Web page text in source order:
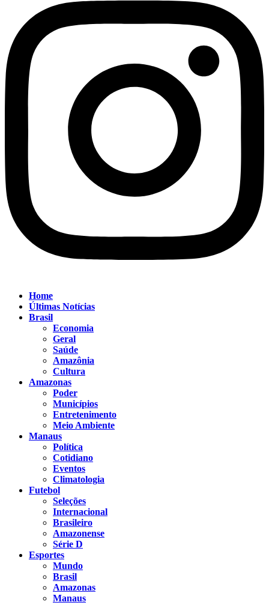
Home
Últimas Notícias
Brasil
Economia
Geral
Saúde
Amazônia
Cultura
Amazonas
Poder
Municípios
Entretenimento
Meio Ambiente
Manaus
Política
Cotidiano
Eventos
Climatologia
Futebol
Seleções
Internacional
Brasileiro
Amazonense
Série D
Esportes
Mundo
Brasil
Amazonas
Manaus